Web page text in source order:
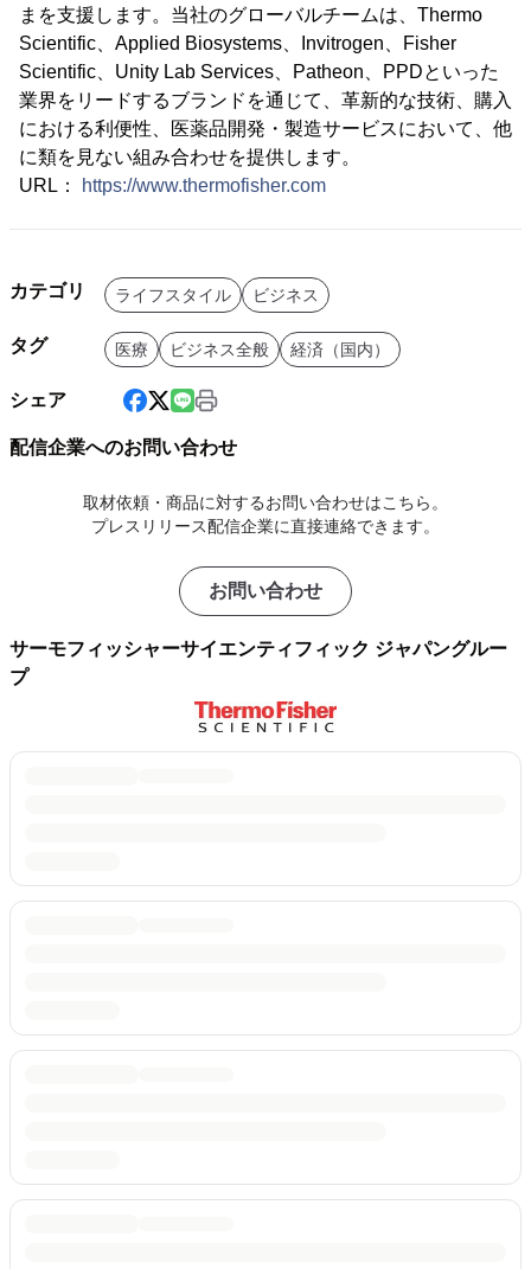
まを支援します。当社のグローバルチームは、Thermo
Scientific、Applied Biosystems、Invitrogen、Fisher
Scientific、Unity Lab Services、Patheon、PPDといった
業界をリードするブランドを通じて、革新的な技術、購入
における利便性、医薬品開発・製造サービスにおいて、他
に類を見ない組み合わせを提供します。
URL：
https://www.thermofisher.com
カテゴリ ライフスタイル ビジネス
タグ 医療 ビジネス全般 経済（国内）
シェア
配信企業へのお問い合わせ
取材依頼・商品に対するお問い合わせはこちら。
プレスリリース配信企業に直接連絡できます。
お問い合わせ
サーモフィッシャーサイエンティフィック ジャパングルー
プ